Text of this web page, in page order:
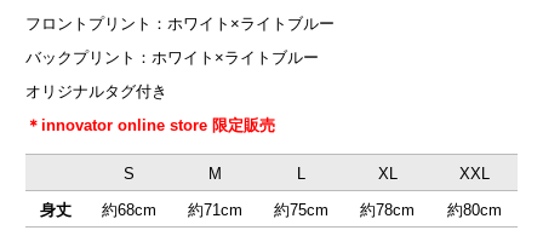
フロントプリント：ホワイト×ライトブルー
バックプリント：ホワイト×ライトブルー
オリジナルタグ付き
＊innovator online store 限定販売
S M L XL
XXL
身丈
約68cm 約71cm 約75cm 約78cm
約80cm